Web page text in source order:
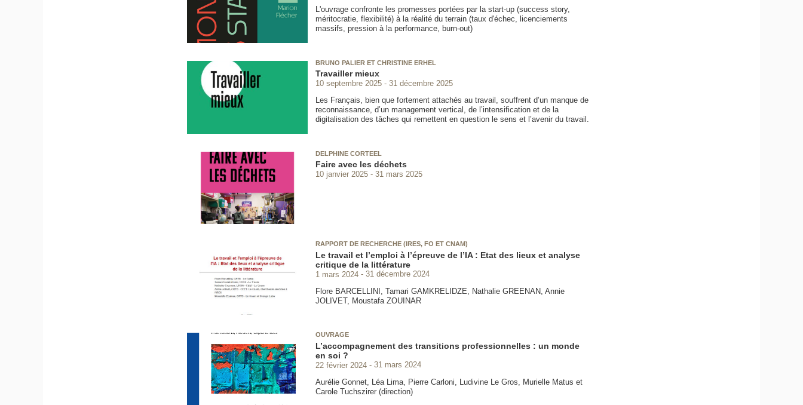
L'ouvrage confronte les promesses portées par la start-up (success story,
méritocratie, flexibilité) à la réalité du terrain (taux d'échec, licenciements
massifs, pression à la performance, burn-out)
BRUNO PALIER ET CHRISTINE ERHEL
Travailler mieux
10 septembre 2025
31 décembre 2025
Les Français, bien que fortement attachés au travail, souffrent d’un manque de
reconnaissance, d’un management vertical, de l’intensification et de la
digitalisation des tâches qui remettent en question le sens et l’avenir du travail.
DELPHINE CORTEEL
Faire avec les déchets
10 janvier 2025 31 mars 2025
RAPPORT DE RECHERCHE (IRES, FO ET CNAM)
Le travail et l’emploi à l’épreuve de l’IA : Etat des lieux et analyse
critique de la littérature
1 mars 2024
31 décembre 2024
Flore BARCELLINI, Tamari GAMKRELIDZE, Nathalie GREENAN, Annie
JOLIVET, Moustafa ZOUINAR
OUVRAGE
L’accompagnement des transitions professionnelles : un monde
en soi ?
22 février 2024
31 mars 2024
Aurélie Gonnet, Léa Lima, Pierre Carloni, Ludivine Le Gros, Murielle Matus et
Carole Tuchszirer (direction)